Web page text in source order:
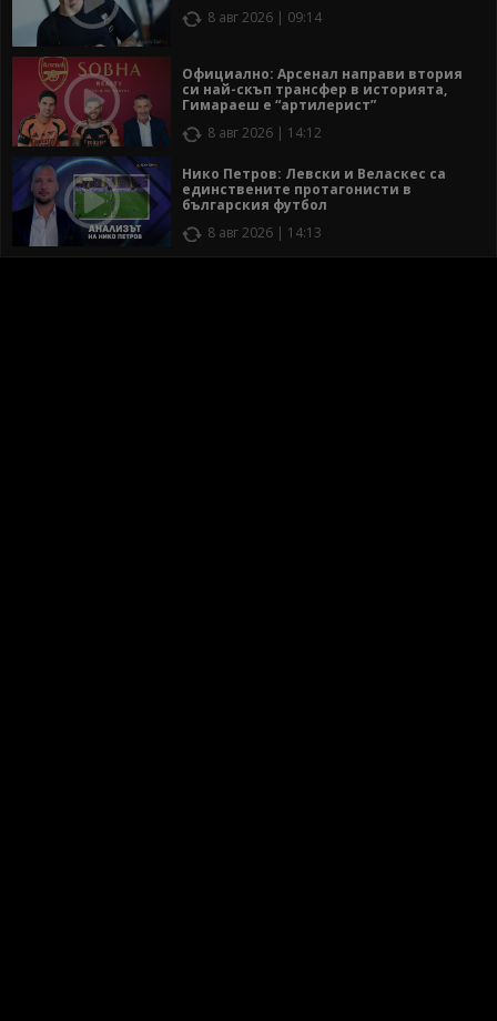
8 авг 2026 | 09:14
Официално: Арсенал направи втория
си най-скъп трансфер в историята,
Гимараеш е “артилерист”
8 авг 2026 | 14:12
Нико Петров: Левски и Веласкес са
единствените протагонисти в
българския футбол
8 авг 2026 | 14:13